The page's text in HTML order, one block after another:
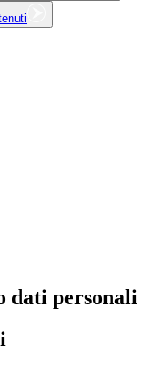
dati personali